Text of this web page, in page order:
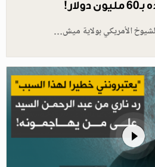
الأمريكي بولاية ميش…